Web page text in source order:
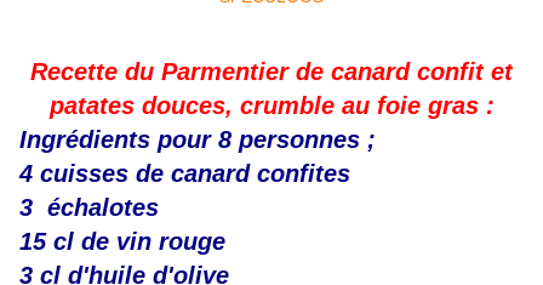
Recette du Parmentier de canard confit et
patates douces, crumble au foie gras :
Ingrédients pour 8 personnes ;
4 cuisses de canard confites
3 échalotes
15 cl de vin rouge
3 cl d'huile d'olive